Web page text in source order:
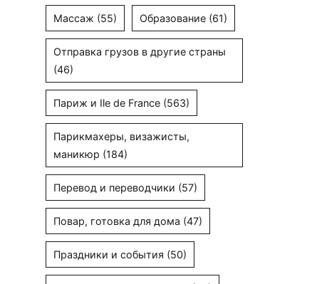
Массаж (55) Образование (61)
Отправка грузов в другие страны
(46)
Париж и Ile de France (563)
Парикмахеры, визажисты,
маникюр (184)
Перевод и переводчики (57)
Повар, готовка для дома (47)
Праздники и события (50)